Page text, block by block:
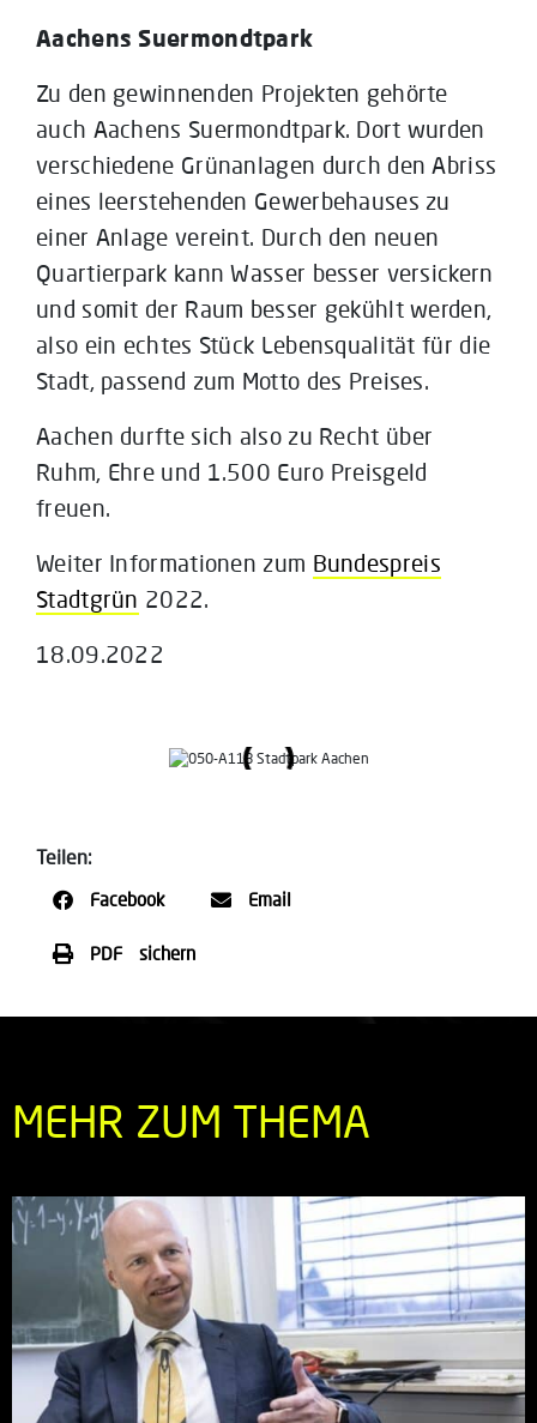
Aachens Suermondtpark
Zu den gewinnenden Projekten gehörte
auch Aachens Suermondtpark. Dort wurden
verschiedene Grünanlagen durch den Abriss
eines leerstehenden Gewerbehauses zu
einer Anlage vereint. Durch den neuen
Quartierpark kann Wasser besser versickern
und somit der Raum besser gekühlt werden,
also ein echtes Stück Lebensqualität für die
Stadt, passend zum Motto des Preises.
Aachen durfte sich also zu Recht über
Ruhm, Ehre und 1.500 Euro Preisgeld
freuen.
Weiter Informationen zum Bundespreis
Stadtgrün 2022.
18.09.2022
Teilen:
Facebook Email
PDF sichern
MEHR ZUM THEMA